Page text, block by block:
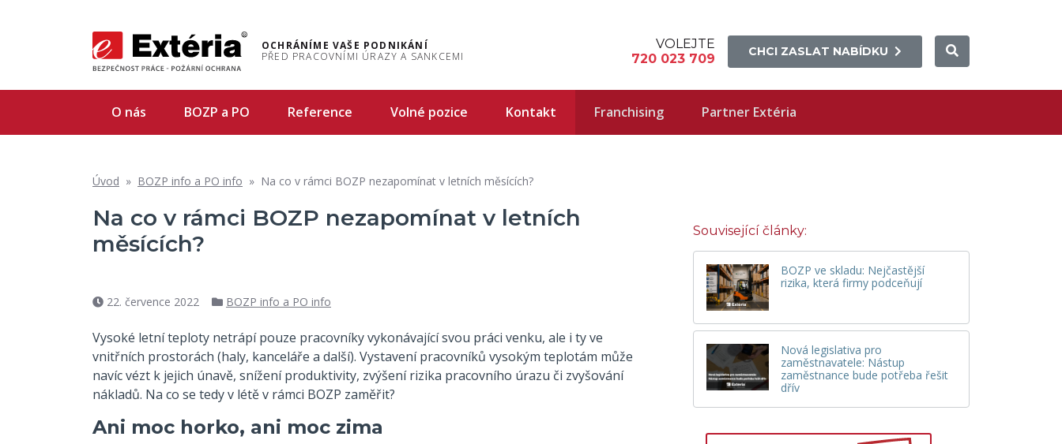
OCHRÁNÍME VAŠE PODNIKÁNÍ
PŘED PRACOVNÍMI ÚRAZY A SANKCEMI
VOLEJTE
720 023 709
CHCI ZASLAT NABÍDKU
O nás BOZP a PO Reference Volné pozice Kontakt Franchising Partner Extéria
Úvod » BOZP info a PO info » Na co v rámci BOZP nezapomínat v letních měsících?
Na co v rámci BOZP nezapomínat v letních
měsících?
Datum
22. července 2022 Rubriky
BOZP info a PO info
Vysoké letní teploty netrápí pouze pracovníky vykonávající svou práci venku, ale i ty ve
vnitřních prostorách (haly, kanceláře a další). Vystavení pracovníků vysokým teplotám může
navíc vézt k jejich únavě, snížení produktivity, zvýšení rizika pracovního úrazu či zvyšování
nákladů. Na co se tedy v létě v rámci BOZP zaměřit?
Ani moc horko, ani moc zima
Související články:
BOZP ve skladu: Nejčastější
rizika, která firmy podceňují
Nová legislativa pro
zaměstnavatele: Nástup
zaměstnance bude potřeba řešit
dřív